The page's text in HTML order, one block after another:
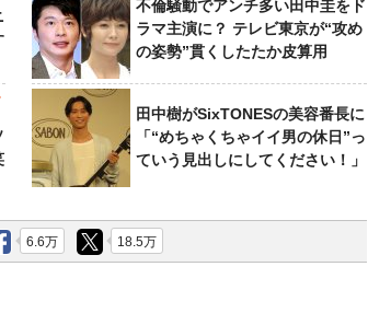
不倫騒動でアンチ多い田中圭をド
ラマ主演に？ テレビ東京が“攻め
の姿勢”貫くしたたか皮算用
田中樹がSixTONESの美容番長に
「“めちゃくちゃイイ男の休日”っ
ていう見出しにしてください！」
6.6万 18.5万